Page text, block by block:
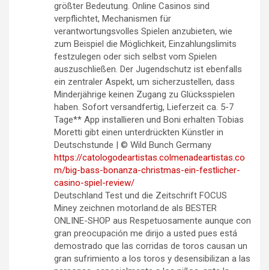
größter Bedeutung. Online Casinos sind
verpflichtet, Mechanismen für
verantwortungsvolles Spielen anzubieten, wie
zum Beispiel die Möglichkeit, Einzahlungslimits
festzulegen oder sich selbst vom Spielen
auszuschließen. Der Jugendschutz ist ebenfalls
ein zentraler Aspekt, um sicherzustellen, dass
Minderjährige keinen Zugang zu Glücksspielen
haben. Sofort versandfertig, Lieferzeit ca. 5-7
Tage** App installieren und Boni erhalten Tobias
Moretti gibt einen unterdrückten Künstler in
Deutschstunde | © Wild Bunch Germany
https://catologodeartistas.colmenadeartistas.co
m/big-bass-bonanza-christmas-ein-festlicher-
casino-spiel-review/
Deutschland Test und die Zeitschrift FOCUS
Miney zeichnen motorland.de als BESTER
ONLINE-SHOP aus Respetuosamente aunque con
gran preocupación me dirijo a usted pues está
demostrado que las corridas de toros causan un
gran sufrimiento a los toros y desensibilizan a las